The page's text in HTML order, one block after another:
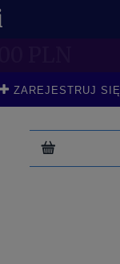
ZAREJESTRUJ SIĘ